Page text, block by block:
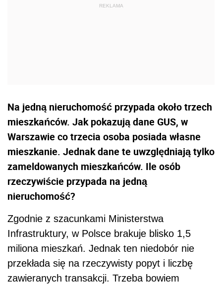
Na jedną nieruchomość przypada około trzech
mieszkańców. Jak pokazują dane GUS, w
Warszawie co trzecia osoba posiada własne
mieszkanie. Jednak dane te uwzględniają tylko
zameldowanych mieszkańców. Ile osób
rzeczywiście przypada na jedną
nieruchomość?
Zgodnie z szacunkami Ministerstwa
Infrastruktury, w Polsce brakuje blisko 1,5
miliona mieszkań. Jednak ten niedobór nie
przekłada się na rzeczywisty popyt i liczbę
zawieranych transakcji. Trzeba bowiem